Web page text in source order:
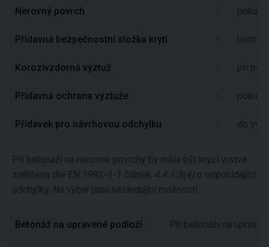
Nerovný povrch pokud
Přídavná bezpečnostní složka krytí
Korozivzdorná výztuž při
Přídavná ochrana výztuže pokud
Přídavek pro návrhovou odchylku do
Při betonáži na nerovné povrchy by měla být krycí vrstva
zvětšena dle EN 1992-1-1 článek 4.4.1.3(4) o odpovídající
odchylky. Na výběr jsou následující možnosti:
Betonáž na upravené podloží Při betonáži na